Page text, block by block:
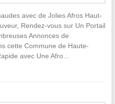
avec de Jolies Afros Haut-
Rendez-vous sur Un Portail
Annonces de
cette Commune de Haute-
avec Une Afro…